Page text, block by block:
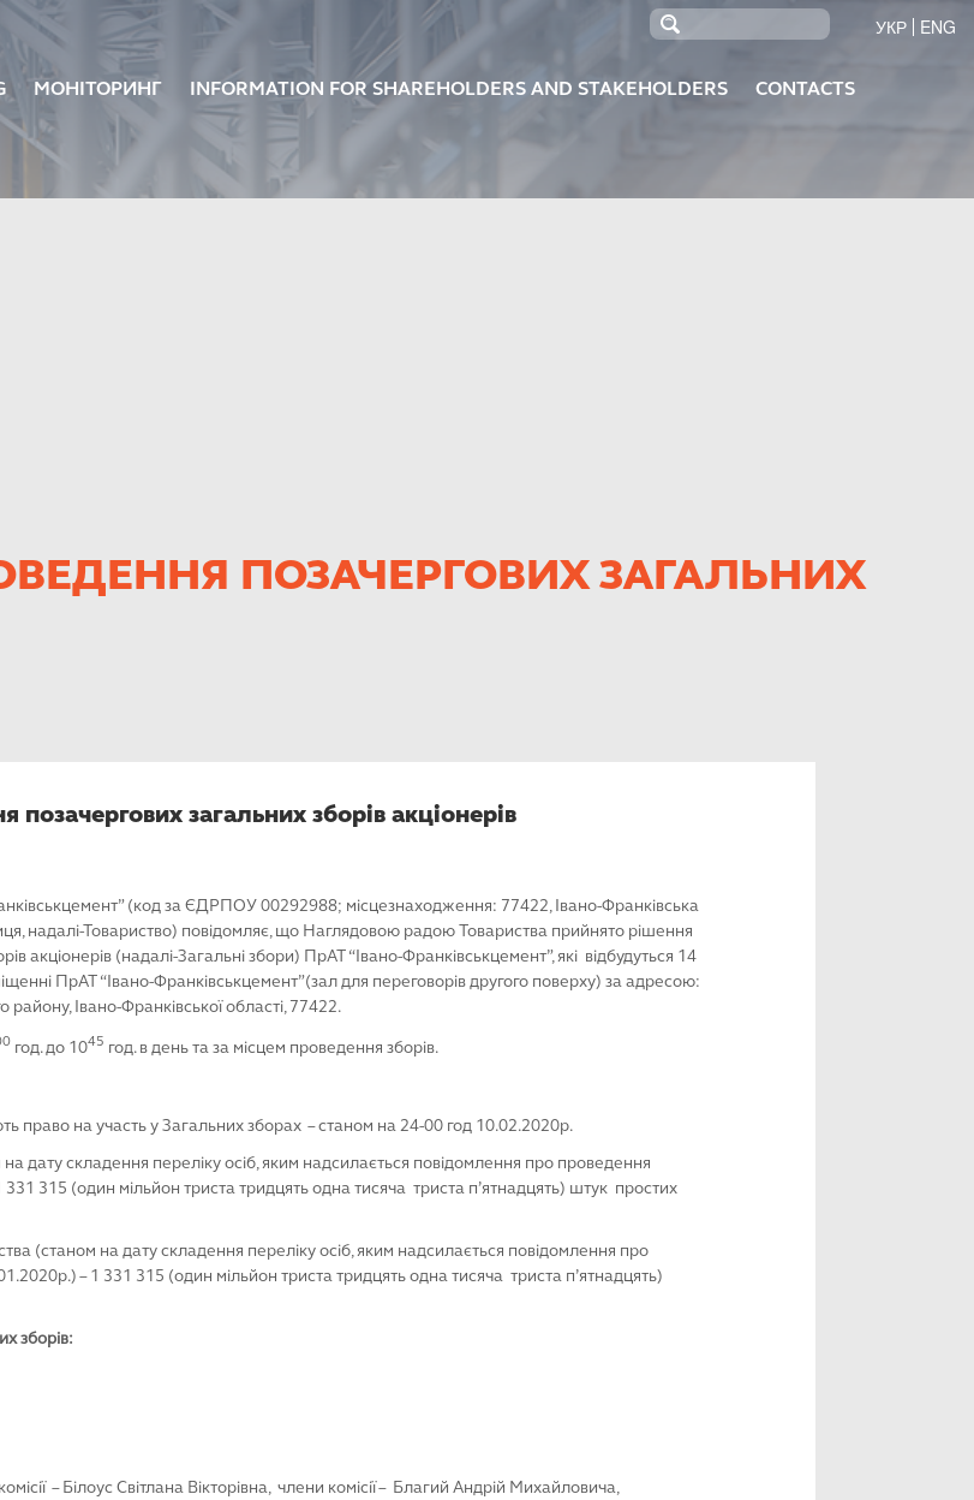
УКР ENG
KRUBETON PRODUCTS
МОНІТОРИНГ INFORMATION FOR SHAREHOLDERS AND STAKEHOLDERS
CONTACTS
ПОЗАЧЕРГОВИХ ЗАГАЛЬНИХ
загальних зборів акціонерів
(код за ЄДРПОУ 00292988; місцезнаходження: 77422, Івано-Франківська
Товариство) повідомляє, що Наглядовою радою Товариства прийнято рішення
акціонерів (надалі-Загальні збори) ПрАТ “Івано-Франківськцемент”, які відбудуться 14
ПрАТ “Івано-Франківськцемент”(зал для переговорів другого поверху) за адресою:
Івано-Франківської області, 77422.
0 год. до 1045 год. в день та за місцем проведення зборів.
право на участь у Загальних зборах – станом на 24-00 год 10.02.2020р.
на дату складення переліку осіб, яким надсилається повідомлення про проведення
315 (один мільйон триста тридцять одна тисяча триста п’ятнадцять) штук простих
(станом на дату складення переліку осіб, яким надсилається повідомлення про
– 1 331 315 (один мільйон триста тридцять одна тисяча триста п’ятнадцять)
зборів:
– Білоус Світлана Вікторівна, члени комісії – Благий Андрій Михайловича,